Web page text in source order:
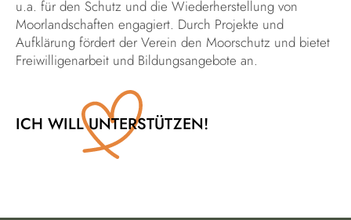
u.a. für den Schutz und die Wiederherstellung von
Moorlandschaften engagiert. Durch Projekte und
Aufklärung fördert der Verein den Moorschutz und bietet
Freiwilligenarbeit und Bildungsangebote an.
ICH WILL UNTERSTÜTZEN!